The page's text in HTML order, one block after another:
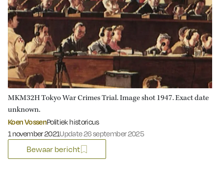
MKM32H Tokyo War Crimes Trial. Image shot 1947. Exact date
unknown.
Koen VossenPolitiek historicus
Gepubliceerd op:
1 november 2021Update 26 september 2025
Bewaar bericht